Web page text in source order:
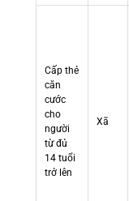
Cấp thẻ
căn
cước
cho
người
từ đủ
14 tuổi
trở lên
Xã